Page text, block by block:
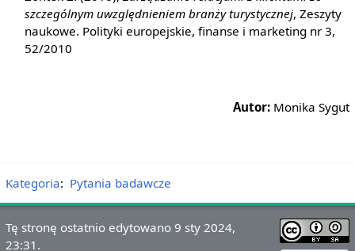
szczególnym uwzględnieniem branży turystycznej, Zeszyty
naukowe. Polityki europejskie, finanse i marketing nr 3,
52/2010
Autor: Monika Sygut
Kategoria: Pytania badawcze
Tę stronę ostatnio edytowano 9 sty 2024,
23:31.